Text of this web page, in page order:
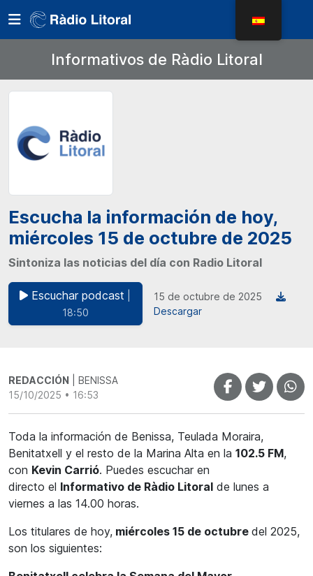
Informativos de Ràdio Litoral
Escucha la información de hoy,
miércoles 15 de octubre de 2025
Sintoniza las noticias del día con Radio Litoral
Escuchar podcast
18:50
15 de octubre de 2025
Descargar
REDACCIÓN | BENISSA
15/10/2025 • 16:53
Toda la información de Benissa, Teulada Moraira,
Benitatxell y el resto de la Marina Alta en la 102.5 FM,
con Kevin Carrió. Puedes escuchar en
directo el Informativo de Ràdio Litoral de lunes a
viernes a las 14.00 horas.
Los titulares de hoy, miércoles 15 de octubre del 2025,
son los siguientes: